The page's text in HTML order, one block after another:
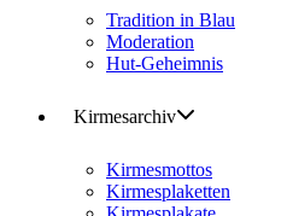
Tradition in Blau
Moderation
Hut-Geheimnis
Kirmesarchiv
Kirmesmottos
Kirmesplaketten